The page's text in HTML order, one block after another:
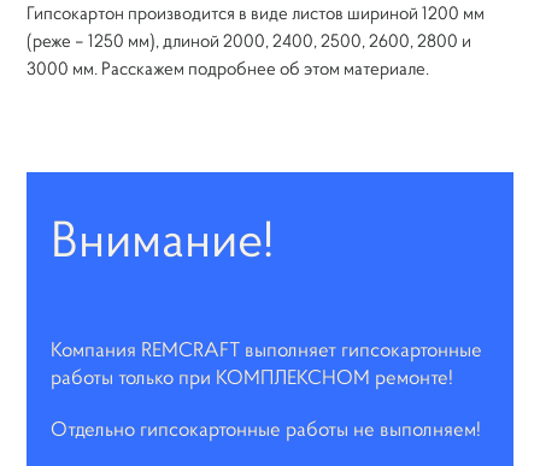
Гипсокартон производится в виде листов шириной 1200 мм
(реже – 1250 мм), длиной 2000, 2400, 2500, 2600, 2800 и
3000 мм. Расскажем подробнее об этом материале.
Внимание!
Компания REMCRAFT выполняет гипсокартонные
работы только при КОМПЛЕКСНОМ ремонте!
Отдельно гипсокартонные работы не выполняем!